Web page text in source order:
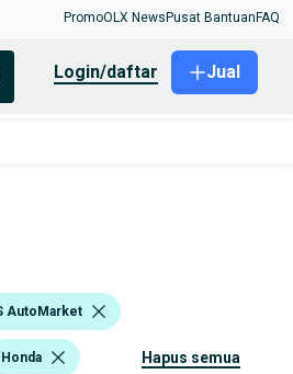
PromoOLX News Pusat Bantuan FAQ
login/daftar Jual
AutoMarket
Honda hapus semua